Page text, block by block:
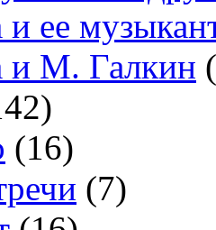
и ее
и М. Галкин
(16)
(7)